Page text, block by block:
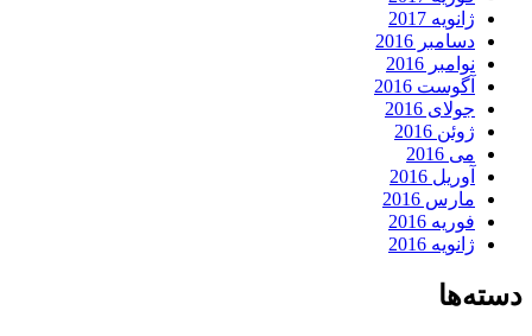
ژانویه 2017
دسامبر 2016
نوامبر 2016
آگوست 2016
جولای 2016
ژوئن 2016
می 2016
آوریل 2016
مارس 2016
فوریه 2016
ژانویه 2016
دسته‌ها